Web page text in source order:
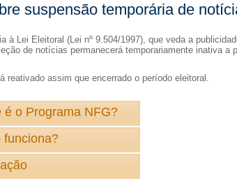
suspensão temporária de
à Lei Eleitoral (Lei nº 9.504/1997), que veda a
de notícias permanecerá temporariamente inativa a
reativado assim que encerrado o período eleitoral.
é o Programa NFG?
funciona?